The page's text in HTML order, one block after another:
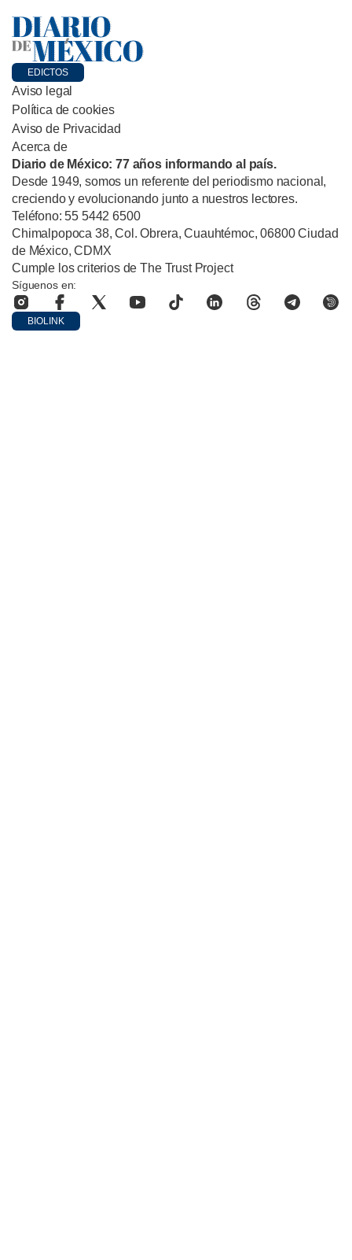
EDICTOS
Aviso legal
Política de cookies
Aviso de Privacidad
Acerca de
Diario de México: 77 años informando al país.
Desde 1949, somos un referente del periodismo nacional,
creciendo y evolucionando junto a nuestros lectores.
Teléfono: 55 5442 6500
Chimalpopoca 38, Col. Obrera, Cuauhtémoc, 06800 Ciudad
de México, CDMX
Cumple los criterios de The Trust Project
Síguenos en:
BIOLINK